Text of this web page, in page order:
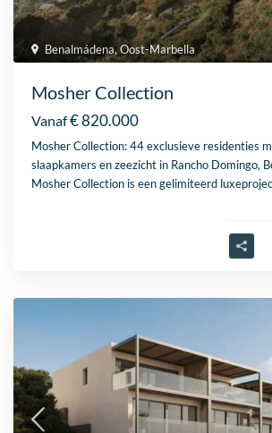
Benalmádena,Oost-Marbella
Mosher Collection
Vanaf€ 820.000
Mosher Collection: 44 exclusieve residenties
slaapkamers en zeezicht in Rancho Domingo,
Mosher Collection is een gelimiteerd